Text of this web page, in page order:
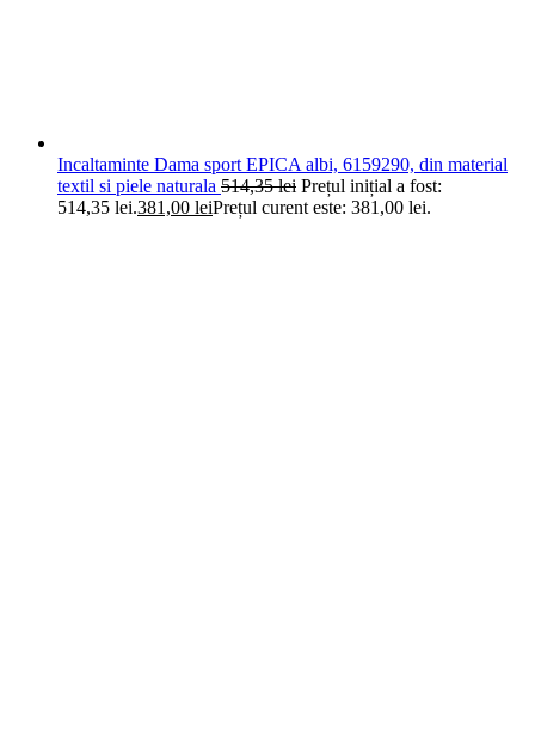
Incaltaminte Dama sport EPICA albi, 6159290, din material
textil si piele naturala 514,35lei Prețul inițial a fost:
514,35 lei.381,00 leiPrețul curent este: 381,00 lei.